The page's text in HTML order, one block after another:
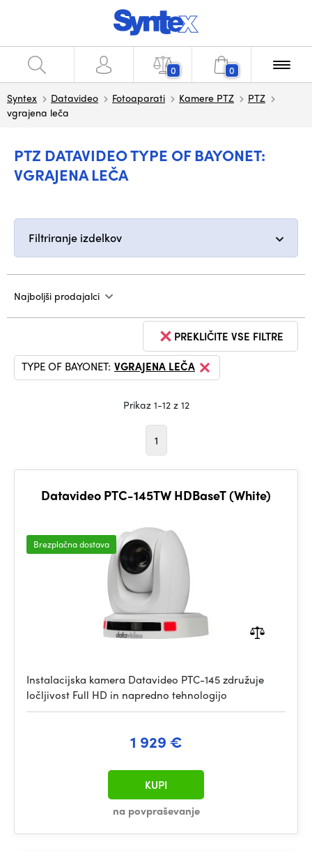
0 0
Syntex Datavideo Fotoaparati Kamere PTZ
PTZ
vgrajena leča
PTZ DATAVIDEO TYPE OF BAYONET:
VGRAJENA LEČA
Filtriranje izdelkov
Najboljši prodajalci
PREKLIČITE VSE FILTRE
TYPE OF BAYONET: VGRAJENA LEČA
Prikaz 1-12 z 12
1
Datavideo PTC-145TW HDBaseT (White)
Brezplačna dostava
Instalacijska kamera Datavideo PTC-145 združuje
ločljivost Full HD in napredno tehnologijo
1 929 €
na povpraševanje
KUPI